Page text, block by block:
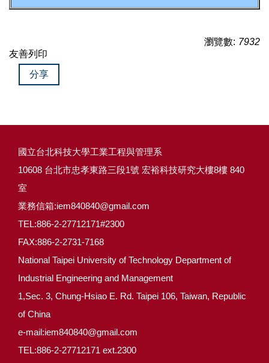
瀏覽數: 7932
友善列印
分享
國立台北科技大學工業工程與管理系
10608 台北市忠孝東路三段1號 宏裕科技研究大樓8樓 840
室
業務信箱:iem840840@gmail.com
TEL:886-2-27712171#2300
FAX:886-2-2731-7168
National Taipei University of Technology Department of
Industrial Engineering and Management
1,Sec. 3, Chung-Hsiao E. Rd. Taipei 106, Taiwan, Republic
of China
e-mail:iem840840@gmail.com
TEL:886-2-27712171 ext.2300